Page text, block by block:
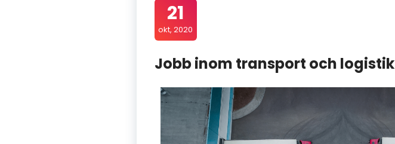
21
okt, 2020
Jobb inom transport och logistik